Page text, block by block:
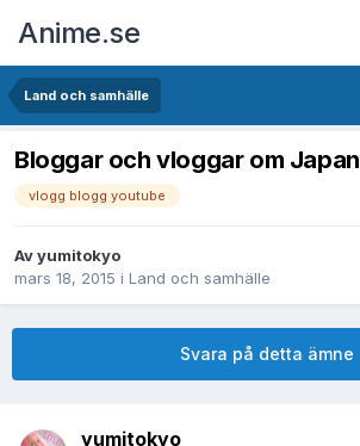
Anime.se
Land och samhälle
Bloggar och vloggar om Japan
vlogg blogg youtube
Avyumitokyo
mars 18, 2015 i Land och samhälle
Svara på detta ämne
yumitokyo